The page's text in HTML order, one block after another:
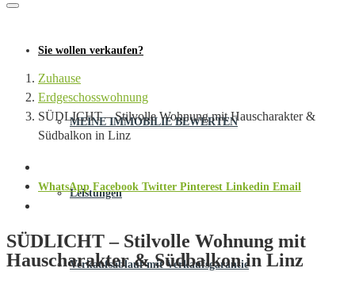
Sie wollen verkaufen?
MEINE IMMOBILIE BEWERTEN
Leistungen
Verkaufsablauf mit Verkaufsgarantie
Zuhause
Erdgeschosswohnung
SÜDLICHT – Stilvolle Wohnung mit Hauscharakter &
Südbalkon in Linz
WhatsApp Facebook Twitter Pinterest Linkedin Email
SÜDLICHT – Stilvolle Wohnung mit
Hauscharakter & Südbalkon in Linz